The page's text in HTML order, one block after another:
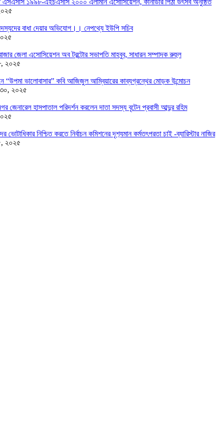
এসএসসি ১৯৯৮-এইচএসসি ২০০০ এলামনি এসোসিয়েশন, কানাডার পিঠা উৎসব অনুষ্ঠিত
বাধা দেয়ার অভিযোগ।। নেপথ্যে ইউপি সচিব
জেলা এসোসিয়েশন অব টরন্টোর সভাপতি মাহবুব, সাধারন সম্পাদক রুহুল
২০২৫
“উপমা ভালোবাসার” কবি আজিজুল আম্বিয়ারের কাব্যগ্রন্থের মোড়ক উন্মোচন
২০২৫
জেনারেল হাসপাতাল পরিদর্শন করলেন দাতা সদস্য বৃটেন প্রবাসী আব্দুর রহিম
ভোটাধিকার নিশ্চিত করতে নির্বাচন কমিশনের দৃশ‍্যমান কর্মতৎপরতা চাই -ব্যারিস্টার নাজির
২০২৫